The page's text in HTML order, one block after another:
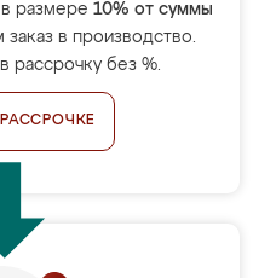
размере 10% от суммы
заказ в производство.
рассрочку без %.